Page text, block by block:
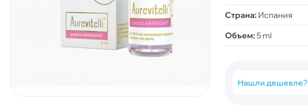
Страна: Испания
Объем: 5 ml
Нашли дешевле?